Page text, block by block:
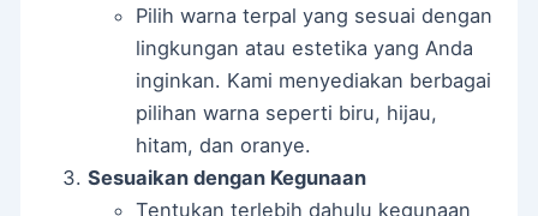
Pilih warna terpal yang sesuai dengan
lingkungan atau estetika yang Anda
inginkan. Kami menyediakan berbagai
pilihan warna seperti biru, hijau,
hitam, dan oranye.
Sesuaikan dengan Kegunaan
Tentukan terlebih dahulu kegunaan